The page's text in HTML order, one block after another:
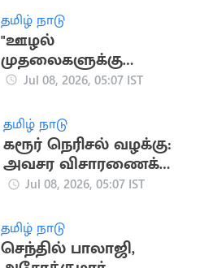
தமிழ் நாடு
"ஊழல்
முதலைகளுக்கு
ஆதரவாக சீமான்
ராஜ்மோகன்
Jul 08, 2026, 05:07 IST
தமிழ் நாடு
கரூர் நெரிசல் வழக்கு:
அவசர விசாரணைக்கு
மதுரை கிளை மறுப்பு
Jul 08, 2026, 05:07 IST
தமிழ் நாடு
செந்தில் பாலாஜி,